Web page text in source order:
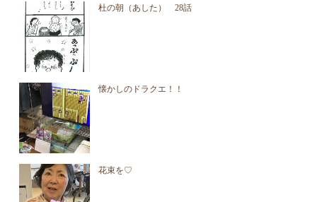
杜の朝（あした） 28話
懐かしのドラクエ！！
花束を♡